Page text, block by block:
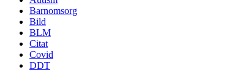
Barnomsorg
Bild
BLM
Citat
Covid
DDT